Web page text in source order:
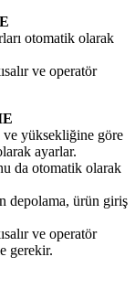
otomatik olarak
ve operatör
ve yüksekliğine göre
ayarlar.
da otomatik olarak
depolama, ürün giriş
ve operatör
gerekir.